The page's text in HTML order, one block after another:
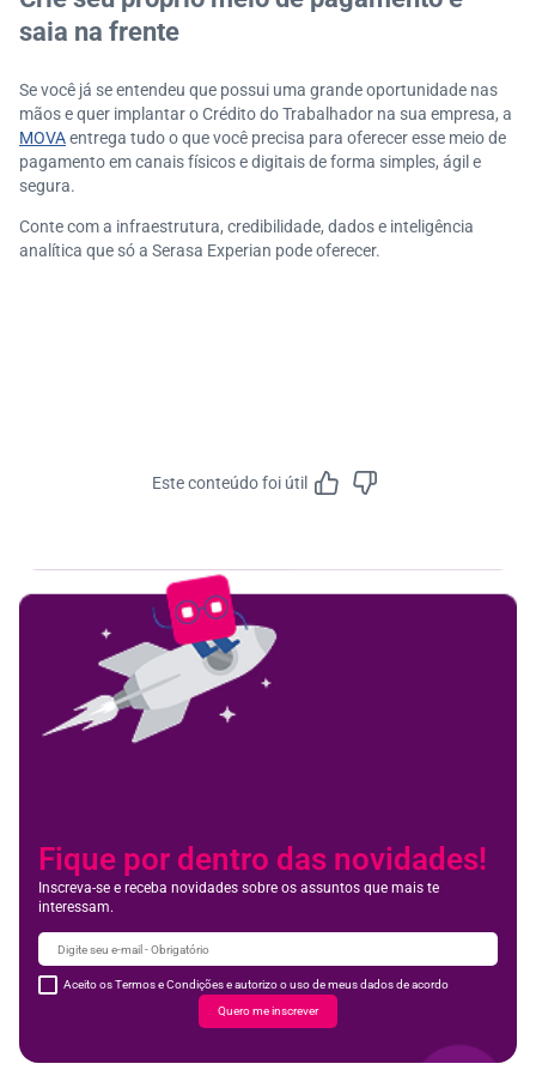
saia na frente
Se você já se entendeu que possui uma grande oportunidade nas
mãos e quer implantar o Crédito do Trabalhador na sua empresa, a
MOVAentrega tudo o que você precisa para oferecer esse meio de
pagamento em canais físicos e digitais de forma simples, ágil e
segura.
Conte com a infraestrutura, credibilidade, dados e inteligência
analítica que só a Serasa Experian pode oferecer.
Este conteúdo foi útil
Fique por dentro das novidades!
Inscreva-se e receba novidades sobre os assuntos que mais te
interessam.
Aceito os Termos e Condições e autorizo o uso de meus dados de acordo
Quero me inscrever